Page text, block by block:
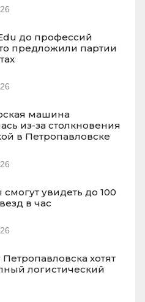
до профессий
предложили партии
машина
из-за столкновения
в Петропавловске
смогут увидеть до 100
в час
хотят
логистический